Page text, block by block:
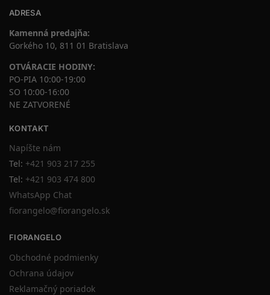
ADRESA
Kamenná predajňa:
Gorkého 10, 811 01 Bratislava
OTVÁRACIE HODINY:
PO-PIA 10:00-19:00
SO 10:00-16:00
NE ZATVORENÉ
KONTAKT
Napíšte nám
Tel: +421 903 217 255
Tel: +421 903 474 800
WhatsApp Chat
fiorangelo@fiorangelo.sk
FIORANGELO
Obchodné podmienky
Ochrana údajov
Reklamačný poriadok